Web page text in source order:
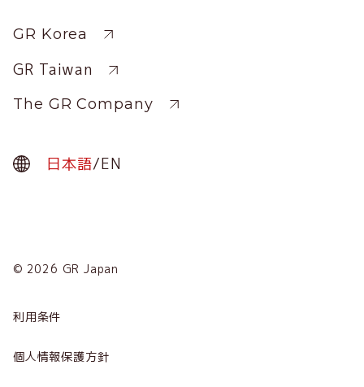
Sitewide
GR Korea
GR Taiwan
The GR Company
日本語/EN
© 2026 GR Japan
Term
利用条件
個人情報保護方針